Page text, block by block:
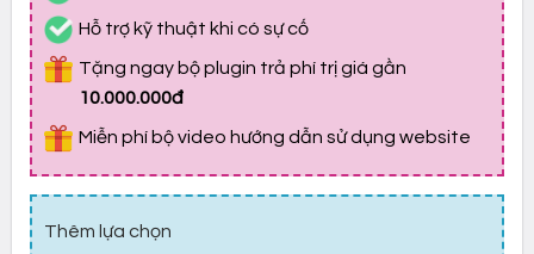
Hỗ trợ kỹ thuật khi có sự cố
Tặng ngay bộ plugin trả phí trị giá gần
10.000.000đ
Miễn phí bộ video hướng dẫn sử dụng website
Thêm lựa chọn